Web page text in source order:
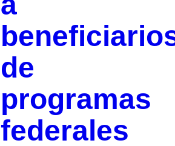
de
programas
federales